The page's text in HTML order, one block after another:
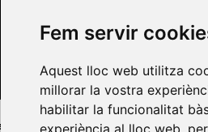
Fem servir
Aquest lloc web utilitza
millorar la vostra
habilitar la funcionalitat
experiència al lloc web
Autònoma de Barcelona•